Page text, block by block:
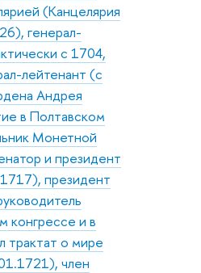
(Канцелярия
генерал-
с 1704,
лейтенант (с
Андрея
в Полтавском
Монетной
и президент
президент
конгрессе и в
трактат о мире
член